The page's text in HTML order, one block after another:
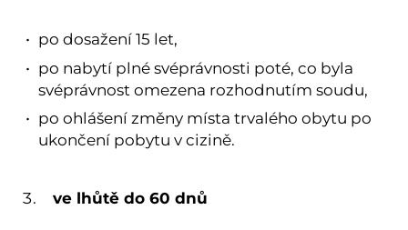
po dosažení 15 let,
po nabytí plné svéprávnosti poté, co byla
svéprávnost omezena rozhodnutím soudu,
po ohlášení změny místa trvalého obytu po
ukončení pobytu v cizině.
ve lhůtě do 60 dnů